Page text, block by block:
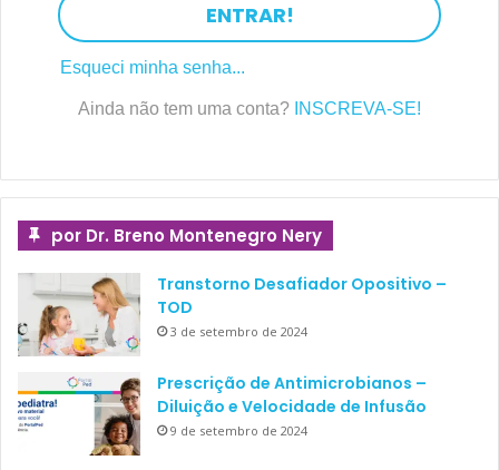
ENTRAR!
Esqueci minha senha...
Ainda não tem uma conta? INSCREVA-SE!
por Dr. Breno Montenegro Nery
Transtorno Desafiador Opositivo –
TOD
3 de setembro de 2024
Prescrição de Antimicrobianos –
Diluição e Velocidade de Infusão
9 de setembro de 2024